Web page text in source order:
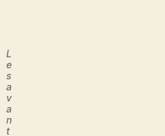
L
e
s
a
v
a
n
t